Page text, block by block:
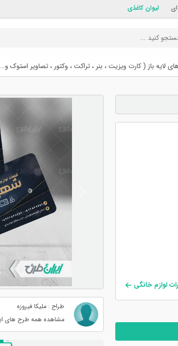
لیوان کاغذی
لایه باز ( کارت ویزیت ، بنر ، تراکت ، وکتور ، تصاویر استوک
لوازم خانگی
Previous
طراح : ملیکا فیروزه
مشاهده همه طرح های